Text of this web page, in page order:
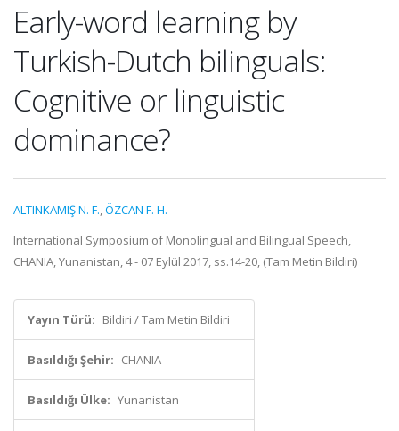
Early-word learning by
Turkish-Dutch bilinguals:
Cognitive or linguistic
dominance?
ALTINKAMIŞ N. F.,ÖZCAN F. H.
International Symposium of Monolingual and Bilingual Speech,
CHANIA, Yunanistan, 4 - 07 Eylül 2017, ss.14-20, (Tam Metin Bildiri)
Yayın Türü: Bildiri / Tam Metin Bildiri
Basıldığı Şehir: CHANIA
Basıldığı Ülke: Yunanistan